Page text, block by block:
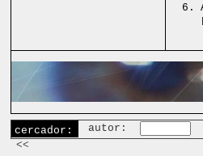
6.
cercador: autor:
<<